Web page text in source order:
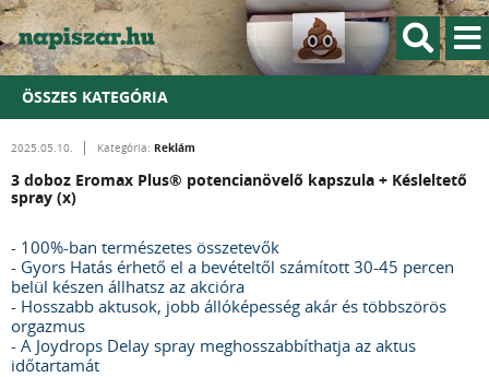
ÖSSZES KATEGÓRIA
2025.05.10. Kategória: Reklám
3 doboz Eromax Plus® potencianövelő kapszula + Késleltető
spray (x)
- 100%-ban természetes összetevők
- Gyors Hatás érhető el a bevételtől számított 30-45 percen
belül készen állhatsz az akcióra
- Hosszabb aktusok, jobb állóképesség akár és többszörös
orgazmus
- A Joydrops Delay spray meghosszabbíthatja az aktus
időtartamát